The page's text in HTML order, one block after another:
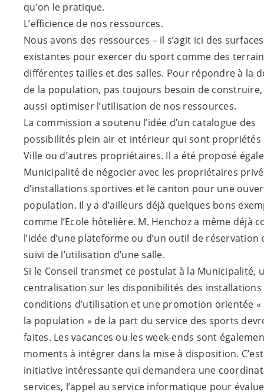
qu’on le pratique.
L’efficience de nos ressources.
Nous avons des ressources – il s’agit ici des surfaces
existantes pour exercer du sport comme des
différentes tailles et des salles. Pour répondre à la
de la population, pas toujours besoin de
aussi optimiser l’utilisation de nos ressources.
La commission a soutenu l’idée d’un catalogue des
possibilités plein air et intérieur qui sont propriétés
Ville ou d’autres propriétaires. Il a été proposé
Municipalité de négocier avec les propriétaires
d’installations sportives et le canton pour une
population. Il y a d’ailleurs déjà quelques bons
comme l’Ecole hôtelière. M. Henchoz a même déjà
l’idée d’une plateforme ou d’un outil de réservation
suivi de l’utilisation d’une salle.
Si le Conseil transmet ce postulat à la Municipalité,
centralisation sur les disponibilités des installations
conditions d’utilisation et une promotion orientée «
la population » de la part du service des sports
faites. Les vacances ou les week-ends sont
moments à intégrer dans la mise à disposition.
initiative intéressante qui demandera une
services, l’appel au service informatique pour